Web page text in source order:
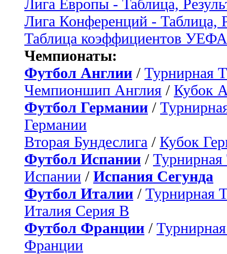
Лига Европы - Таблица,
Лига Конференций - Таблица,
Таблица коэффициентов УЕФА
Чемпионаты:
Футбол Англии / Турнирная
Чемпионшип Англия / Кубок
Футбол Германии /
Германии
Вторая Бундеслига / Кубок
Футбол Испании / Турнирная
Испании / Испания Сегунда
Футбол Италии / Турнирная
Италия Серия B
Футбол Франции /
Франции